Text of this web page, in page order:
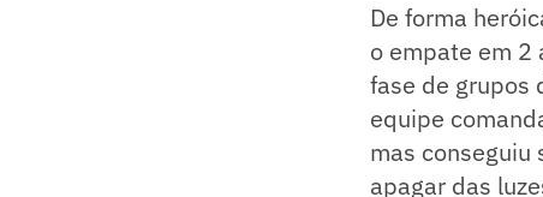
De forma
o empate em 2
fase de grupos
equipe
mas conseguiu
apagar das